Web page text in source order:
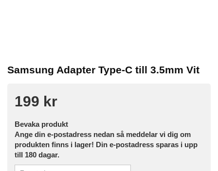
Samsung Adapter Type-C till 3.5mm Vit
199 kr
Bevaka produkt
Ange din e-postadress nedan så meddelar vi dig om
produkten finns i lager! Din e-postadress sparas i upp
till 180 dagar.